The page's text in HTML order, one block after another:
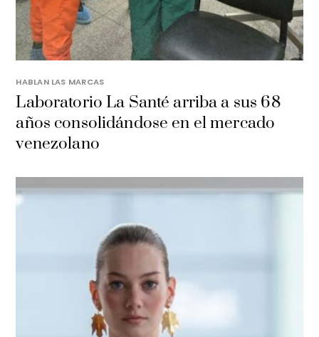
HABLAN LAS MARCAS
Laboratorio La Santé arriba a sus 68
años consolidándose en el mercado
venezolano